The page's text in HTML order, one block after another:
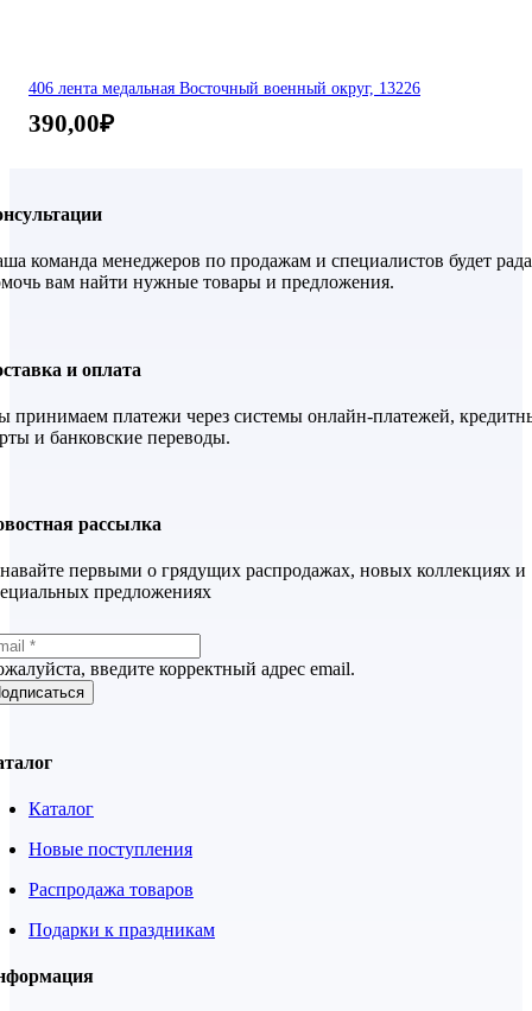
406 лента медальная Восточный военный округ, 13226
390,00₽
команда менеджеров по продажам и специалистов будет рада
вам найти нужные товары и предложения.
и оплата
принимаем платежи через системы онлайн-платежей,
и банковские переводы.
рассылка
первыми о грядущих распродажах, новых коллекциях и
предложениях
введите корректный адрес email.
Каталог
Новые поступления
Распродажа товаров
Подарки к праздникам